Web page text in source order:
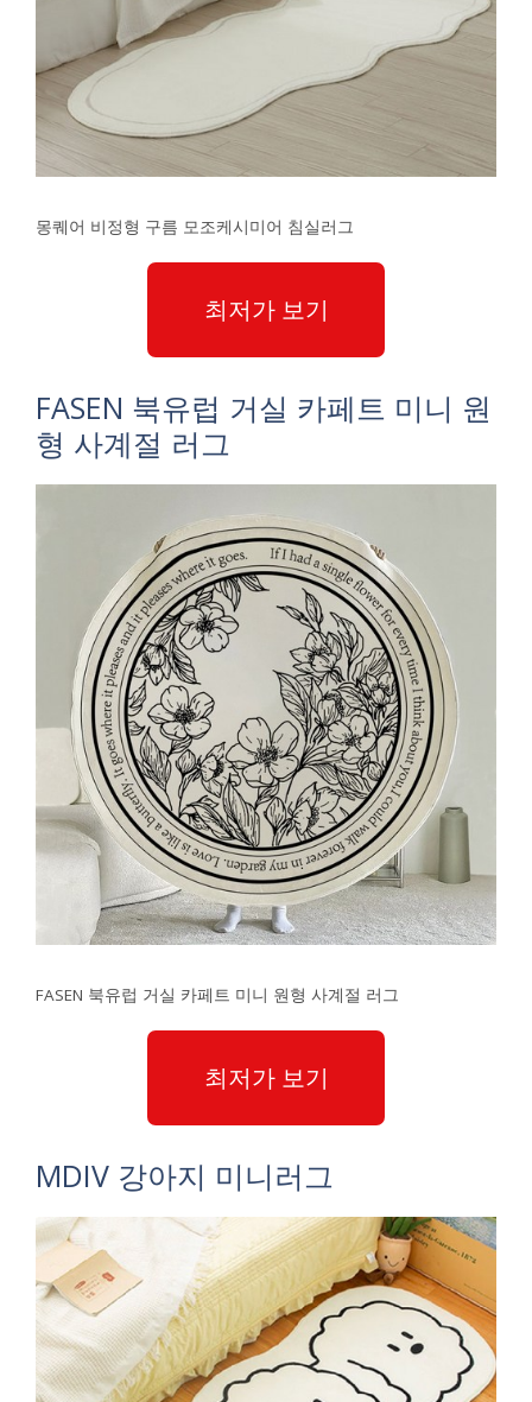
몽퀘어 비정형 구름 모조케시미어 침실러그
최저가 보기
FASEN 북유럽 거실 카페트 미니 원
형 사계절 러그
FASEN 북유럽 거실 카페트 미니 원형 사계절 러그
최저가 보기
MDIV 강아지 미니러그